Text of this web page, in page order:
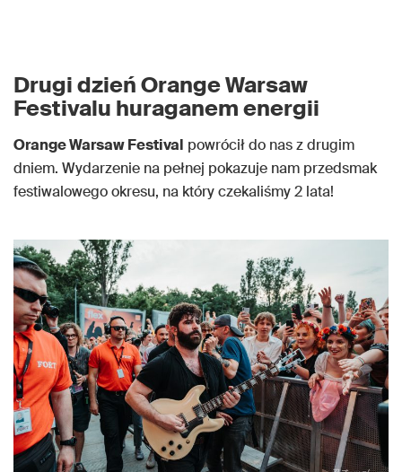
Drugi dzień Orange Warsaw
Festivalu huraganem energii
Orange Warsaw Festival powrócił do nas z drugim
dniem. Wydarzenie na pełnej pokazuje nam przedsmak
festiwalowego okresu, na który czekaliśmy 2 lata!